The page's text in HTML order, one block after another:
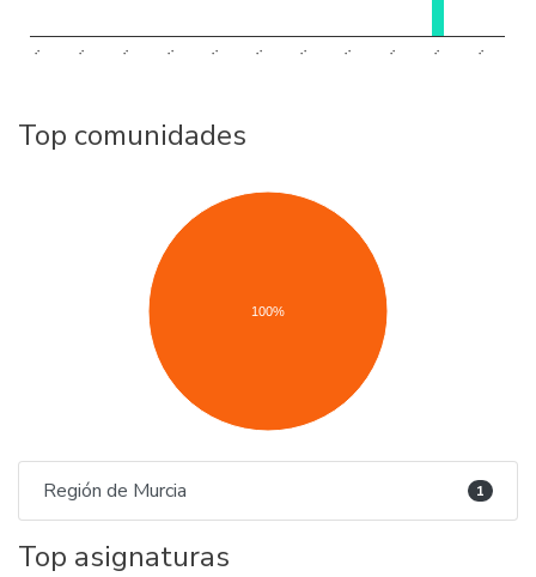
.. .. .. .. .. .. .. .. .. .. ..
Top comunidades
100%
Región de Murcia 1
Top asignaturas